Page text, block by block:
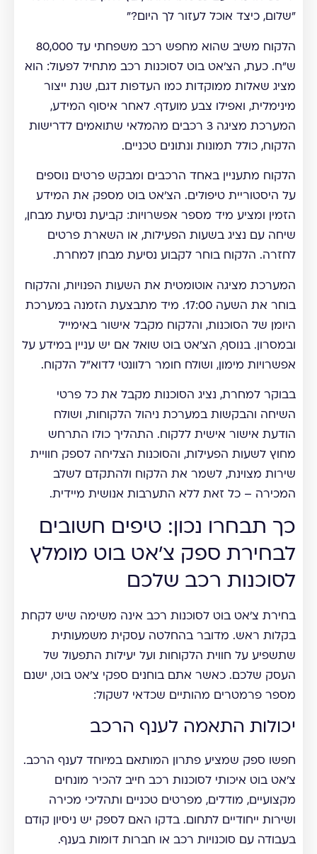
"שלום, כיצד אוכל לעזור לך היום?"
הלקוח משיב שהוא מחפש רכב משפחתי עד 80,000
ש"ח. כעת, הצ'אט בוט לסוכנות רכב מתחיל לפעול: הוא
מציג שאלות ממוקדות כמו העדפות דגם, שנת ייצור
מינימלית, ואפילו צבע מועדף. לאחר איסוף המידע,
המערכת מציגה 3 רכבים מהמלאי שתואמים לדרישות
הלקוח, כולל תמונות ונתונים טכניים.
הלקוח מתעניין באחד הרכבים ומבקש פרטים נוספים
על היסטוריית טיפולים. הצ'אט בוט מספק את המידע
הזמין ומציע מיד מספר אפשרויות: קביעת נסיעת מבחן,
שיחה עם נציג בשעות הפעילות, או השארת פרטים
לחזרה. הלקוח בוחר לקבוע נסיעת מבחן למחרת.
המערכת מציגה אוטומטית את השעות הפנויות, והלקוח
בוחר את השעה 17:00. מיד מתבצעת הזמנה במערכת
היומן של הסוכנות, והלקוח מקבל אישור באימייל
ובמסרון. בנוסף, הצ'אט בוט שואל אם יש עניין במידע על
אפשרויות מימון, ושולח חומר רלוונטי לדוא"ל הלקוח.
בבוקר למחרת, נציג הסוכנות מקבל את כל פרטי
השיחה והבקשות במערכת ניהול הלקוחות, ושולח
הודעת אישור אישית ללקוח. התהליך כולו התרחש
מחוץ לשעות הפעילות, והסוכנות הצליחה לספק חוויית
שירות מצוינת, לשמר את הלקוח ולהתקדם לשלב
המכירה – כל זאת ללא התערבות אנושית מיידית.
כך תבחרו נכון: טיפים חשובים
לבחירת ספק צ'אט בוט מומלץ
לסוכנות רכב שלכם
בחירת צ'אט בוט לסוכנות רכב אינה משימה שיש לקחת
בקלות ראש. מדובר בהחלטה עסקית משמעותית
שתשפיע על חווית הלקוחות ועל יעילות התפעול של
העסק שלכם. כאשר אתם בוחנים ספקי צ'אט בוט, ישנם
מספר פרמטרים מהותיים שכדאי לשקול:
יכולות התאמה לענף הרכב
חפשו ספק שמציע פתרון המותאם במיוחד לענף הרכב.
צ'אט בוט איכותי לסוכנות רכב חייב להכיר מונחים
מקצועיים, מודלים, מפרטים טכניים ותהליכי מכירה
ושירות ייחודיים לתחום. בדקו האם לספק יש ניסיון קודם
בעבודה עם סוכנויות רכב או חברות דומות בענף.